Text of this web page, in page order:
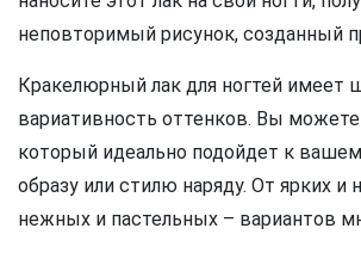
неповторимый рисунок, созданный
Кракелюрный лак для ногтей имеет
вариативность оттенков. Вы
который идеально подойдет к
образу или стилю наряду. От ярких
нежных и пастельных – вариантов